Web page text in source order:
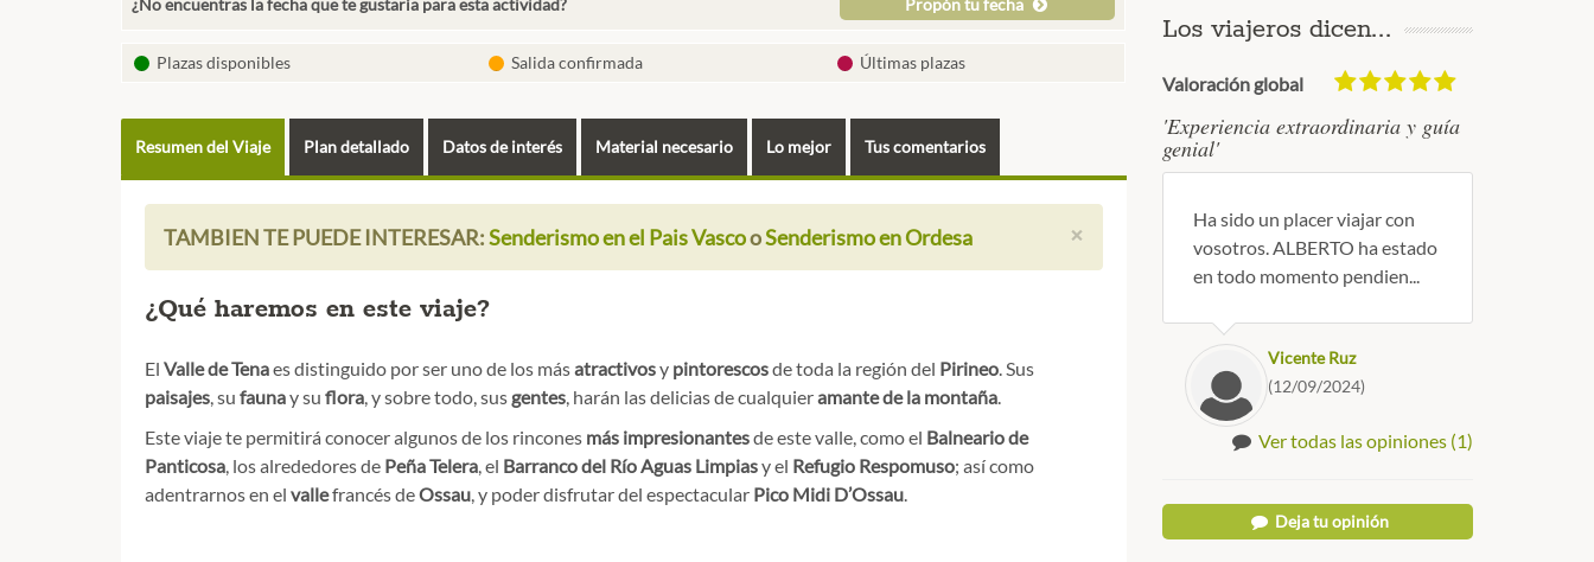
Plazas disponibles Salida confirmada Últimas plazas
Resumen del Viaje Plan detallado Datos de interés Material necesario Lo mejor Tus comentarios
×
TAMBIEN TE PUEDE INTERESAR:Senderismo en el Pais VascooSenderismo en Ordesa
¿Qué haremos en este viaje?
El Valle de Tenaes distinguido por ser uno de los másatractivosy pintorescosde toda la región del Pirineo . Sus
paisajes , su faunay su flora , y sobre todo, sus gentes , harán las delicias de cualquieramante de la montaña
Este viaje te permitirá conocer algunos de los rincones más impresionantesde este valle, como el Balneario de
Panticosa , los alrededores de Peña Telera , el Barranco del Río Aguas Limpiasy el Refugio Respomuso; así como
adentrarnos en el vallefrancés deOssau , y poder disfrutar del espectacular Pico Midi D’Ossau
Los viajeros dicen...
Valoración global
'Experiencia extraordinaria y guía
genial'
Ha sido un placer viajar con
vosotros. ALBERTO ha estado
en todo momento pendien...
Vicente Ruz
(12/09/2024)
Ver todas las opiniones (1)
Deja tu opinión